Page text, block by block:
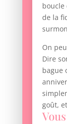
boucle
de la
On
Dire
bague
goût,